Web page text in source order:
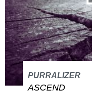
PURRALIZER
ASCEND